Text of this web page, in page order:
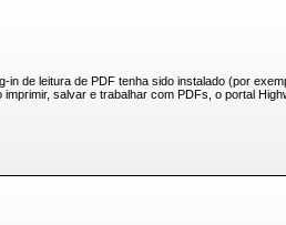
de leitura de PDF tenha sido instalado (por
salvar e trabalhar com PDFs, o portal